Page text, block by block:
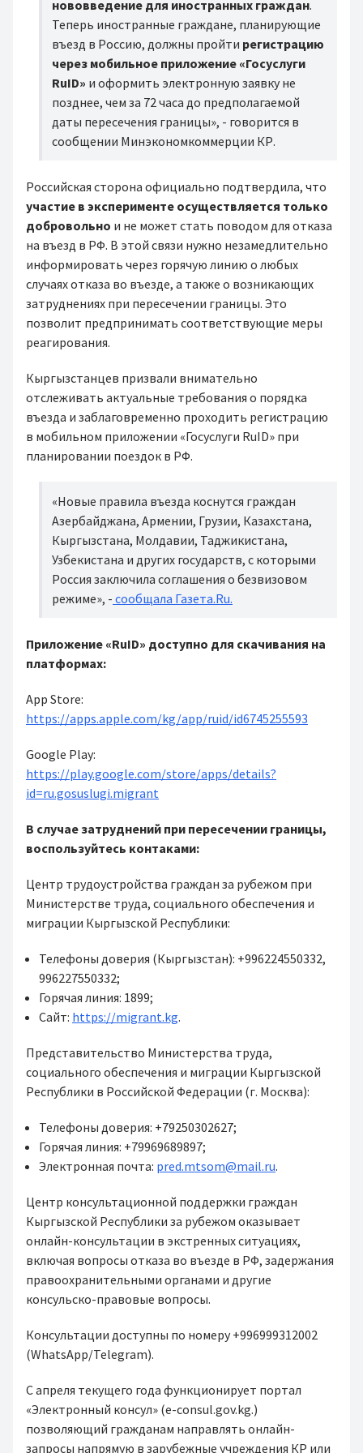
нововведение для иностранных граждан.
Теперь иностранные граждане, планирующие
въезд в Россию, должны пройти регистрацию
через мобильное приложение «Госуслуги
RuID» и оформить электронную заявку не
позднее, чем за 72 часа до предполагаемой
даты пересечения границы», - говорится в
сообщении Минэкономкоммерции КР.
Российская сторона официально подтвердила, что
участие в эксперименте осуществляется только
добровольно и не может стать поводом для отказа
на въезд в РФ. В этой связи нужно незамедлительно
информировать через горячую линию о любых
случаях отказа во въезде, а также о возникающих
затруднениях при пересечении границы. Это
позволит предпринимать соответствующие меры
реагирования.
Кыргызстанцев призвали внимательно
отслеживать актуальные требования о порядка
въезда и заблаговременно проходить регистрацию
в мобильном приложении «Госуслуги RuID» при
планировании поездок в РФ.
«Новые правила въезда коснутся граждан
Азербайджана, Армении, Грузии, Казахстана,
Кыргызстана, Молдавии, Таджикистана,
Узбекистана и других государств, с которыми
Россия заключила соглашения о безвизовом
режиме», - сообщала Газета.Ru.
Приложение «RuID» доступно для скачивания на
платформах:
App Store:
https://apps.apple.com/kg/app/ruid/id6745255593
Google Play:
https://play.google.com/store/apps/details?
id=ru.gosuslugi.migrant
В случае затруднений при пересечении границы,
воспользуйтесь контаками:
Центр трудоустройства граждан за рубежом при
Министерстве труда, социального обеспечения и
миграции Кыргызской Республики:
Телефоны доверия (Кыргызстан): +996224550332,
996227550332;
Горячая линия: 1899;
Сайт: https://migrant.kg.
Представительство Министерства труда,
социального обеспечения и миграции Кыргызской
Республики в Российской Федерации (г. Москва):
Телефоны доверия: +79250302627;
Горячая линия: +79969689897;
Электронная почта: pred.mtsom@mail.ru.
Центр консультационной поддержки граждан
Кыргызской Республики за рубежом оказывает
онлайн-консультации в экстренных ситуациях,
включая вопросы отказа во въезде в РФ, задержания
правоохранительными органами и другие
консульско-правовые вопросы.
Консультации доступны по номеру +996999312002
(WhatsApp/Telegram).
С апреля текущего года функционирует портал
«Электронный консул» (e-consul.gov.kg.)
позволяющий гражданам направлять онлайн-
запросы напрямую в зарубежные учреждения КР или